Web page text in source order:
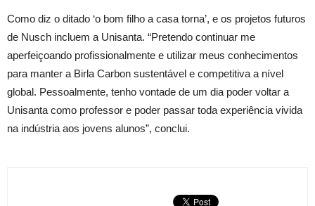
Como diz o ditado ‘o bom filho a casa torna’, e os projetos futuros
de Nusch incluem a Unisanta. “Pretendo continuar me
aperfeiçoando profissionalmente e utilizar meus conhecimentos
para manter a Birla Carbon sustentável e competitiva a nível
global. Pessoalmente, tenho vontade de um dia poder voltar a
Unisanta como professor e poder passar toda experiência vivida
na indústria aos jovens alunos”, conclui.